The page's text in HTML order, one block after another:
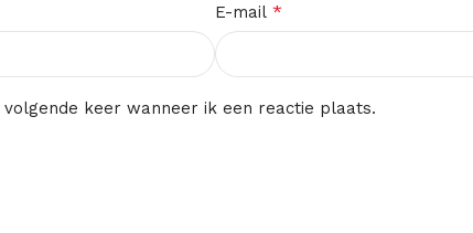
E-mail *
keer wanneer ik een reactie plaats.